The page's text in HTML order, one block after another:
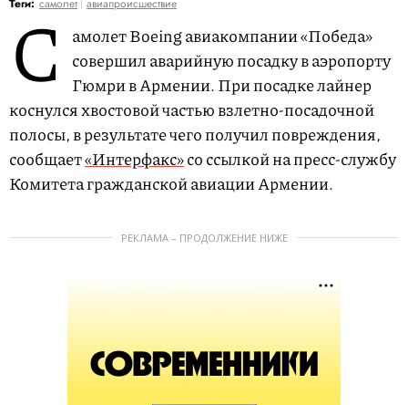
Теги: самолет авиапроисшествие
С
амолет Boeing авиакомпании «Победа»
совершил аварийную посадку в аэропорту
Гюмри в Армении. При посадке лайнер
коснулся хвостовой частью взлетно-посадочной
полосы, в результате чего получил повреждения,
сообщает«Интерфакс»со ссылкой на пресс-службу
Комитета гражданской авиации Армении.
РЕКЛАМА – ПРОДОЛЖЕНИЕ НИЖЕ